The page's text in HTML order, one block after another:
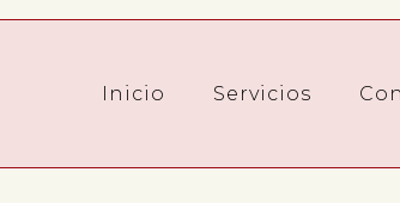
Inicio Servicios